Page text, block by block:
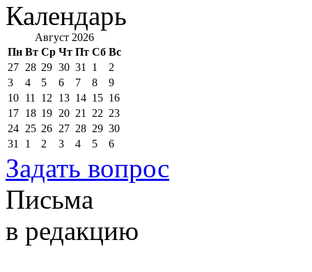
Календарь
Август 2026
Пн Вт Ср Чт Пт Сб Вс
27 28 29 30 31 1
2
3
4 5 6 7 8
9
10 11 12 13 14 15 16
17 18 19 20 21 22 23
24 25 26 27 28 29 30
31
1 2 3 4 5 6
Задать вопрос
Письма
в редакцию